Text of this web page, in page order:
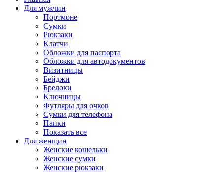
Для мужчин
Портмоне
Сумки
Рюкзаки
Клатчи
Обложки для паспорта
Обложки для автодокументов
Визитницы
Бейджи
Брелоки
Ключницы
Футляры для очков
Сумки для телефона
Папки
Показать все
Для женщин
Женские кошельки
Женские сумки
Женские рюкзаки